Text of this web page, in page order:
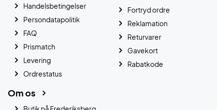
Handelsbetingelser
Persondatapolitik
FAQ
Prismatch
Levering
Ordrestatus
Fortryd ordre
Reklamation
Returvarer
Gavekort
Rabatkode
Om os